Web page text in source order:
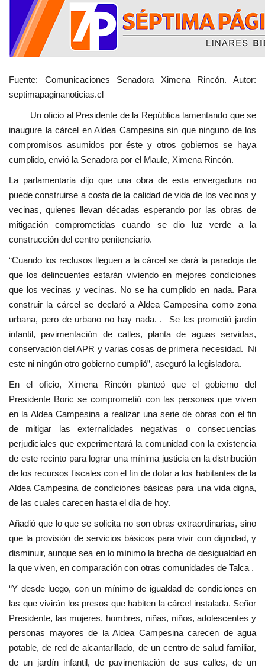
Fuente: Comunicaciones Senadora Ximena Rincón. Autor:
septimapaginanoticias.cl
Un oficio al Presidente de la República lamentando que se
inaugure la cárcel en Aldea Campesina sin que ninguno de los
compromisos asumidos por éste y otros gobiernos se haya
cumplido, envió la Senadora por el Maule, Ximena Rincón.
La parlamentaria dijo que una obra de esta envergadura no
puede construirse a costa de la calidad de vida de los vecinos y
vecinas, quienes llevan décadas esperando por las obras de
mitigación comprometidas cuando se dio luz verde a la
construcción del centro penitenciario.
“Cuando los reclusos lleguen a la cárcel se dará la paradoja de
que los delincuentes estarán viviendo en mejores condiciones
que los vecinas y vecinas. No se ha cumplido en nada. Para
construir la cárcel se declaró a Aldea Campesina como zona
urbana, pero de urbano no hay nada. . Se les prometió jardín
infantil, pavimentación de calles, planta de aguas servidas,
conservación del APR y varias cosas de primera necesidad. Ni
este ni ningún otro gobierno cumplió”, aseguró la legisladora.
En el oficio, Ximena Rincón planteó que el gobierno del
Presidente Boric se comprometió con las personas que viven
en la Aldea Campesina a realizar una serie de obras con el fin
de mitigar las externalidades negativas o consecuencias
perjudiciales que experimentará la comunidad con la existencia
de este recinto para lograr una mínima justicia en la distribución
de los recursos fiscales con el fin de dotar a los habitantes de la
Aldea Campesina de condiciones básicas para una vida digna,
de las cuales carecen hasta el día de hoy.
Añadió que lo que se solicita no son obras extraordinarias, sino
que la provisión de servicios básicos para vivir con dignidad, y
disminuir, aunque sea en lo mínimo la brecha de desigualdad en
la que viven, en comparación con otras comunidades de Talca .
“Y desde luego, con un mínimo de igualdad de condiciones en
las que vivirán los presos que habiten la cárcel instalada. Señor
Presidente, las mujeres, hombres, niñas, niños, adolescentes y
personas mayores de la Aldea Campesina carecen de agua
potable, de red de alcantarillado, de un centro de salud familiar,
de un jardín infantil, de pavimentación de sus calles, de un